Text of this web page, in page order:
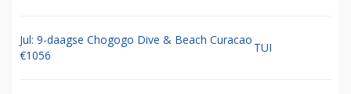
Jul: 9-daagse Chogogo Dive & Beach Curacao
€1056
TUI